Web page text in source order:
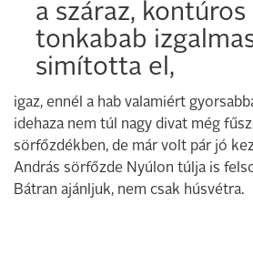
a száraz,
tonkabab
simította el,
igaz, ennél a hab valamiért
idehaza nem túl nagy divat még
sörfőzdékben, de már volt pár jó
András sörfőzde Nyúlon túlja is
Bátran ajánljuk, nem csak húsvétra.